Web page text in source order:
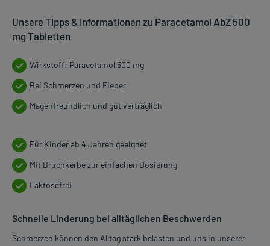
Unsere Tipps & Informationen zu Paracetamol AbZ 500
mg Tabletten
Wirkstoff: Paracetamol 500 mg
Bei Schmerzen und Fieber
Magenfreundlich und gut verträglich
Für Kinder ab 4 Jahren geeignet
Mit Bruchkerbe zur einfachen Dosierung
Laktosefrei
Schnelle Linderung bei alltäglichen Beschwerden
Schmerzen können den Alltag stark belasten und uns in unserer